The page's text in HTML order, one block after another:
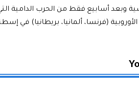
(فرنسا، ألمانيا، بريطانيا) في